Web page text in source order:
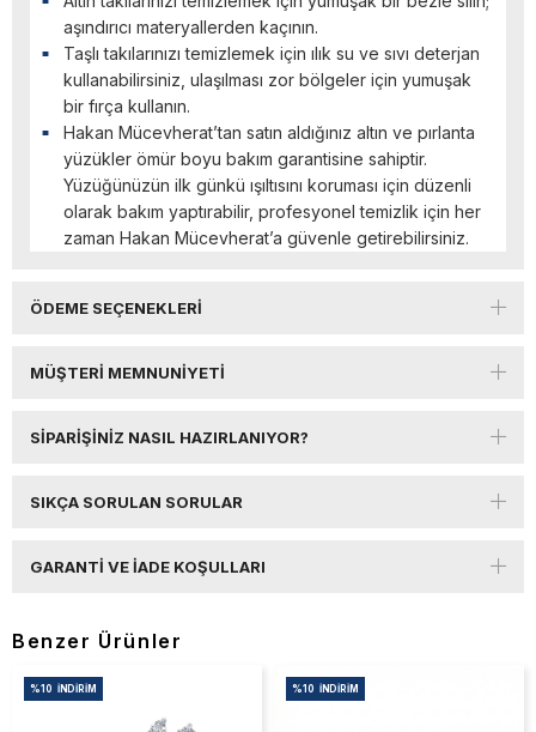
aşındırıcı materyallerden kaçının.
Taşlı takılarınızı temizlemek için ılık su ve sıvı deterjan
kullanabilirsiniz, ulaşılması zor bölgeler için yumuşak
bir fırça kullanın.
Hakan Mücevherat’tan satın aldığınız altın ve pırlanta
yüzükler ömür boyu bakım garantisine sahiptir.
Yüzüğünüzün ilk günkü ışıltısını koruması için düzenli
olarak bakım yaptırabilir, profesyonel temizlik için her
zaman Hakan Mücevherat’a güvenle getirebilirsiniz.
ÖDEME SEÇENEKLERI
MÜŞTERI MEMNUNIYETI
SIPARIŞINIZ NASIL HAZIRLANIYOR?
SIKÇA SORULAN SORULAR
GARANTI VE İADE KOŞULLARI
Benzer Ürünler
%10 İNDIRIM %10 İNDIRIM